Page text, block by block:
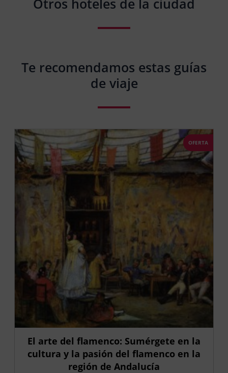
Otros hoteles de la ciudad
Te recomendamos estas guías
de viaje
OFERTA
El arte del flamenco: Sumérgete en la
cultura y la pasión del flamenco en la
región de Andalucía